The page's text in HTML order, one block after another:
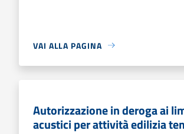
VAI ALLA PAGINA
Autorizzazione in deroga ai
acustici per attività edilizia